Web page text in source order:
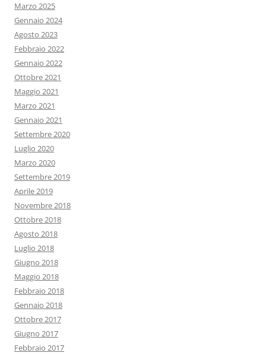
Marzo 2025
Gennaio 2024
Agosto 2023
Febbraio 2022
Gennaio 2022
Ottobre 2021
Maggio 2021
Marzo 2021
Gennaio 2021
Settembre 2020
Luglio 2020
Marzo 2020
Settembre 2019
Aprile 2019
Novembre 2018
Ottobre 2018
Agosto 2018
Luglio 2018
Giugno 2018
Maggio 2018
Febbraio 2018
Gennaio 2018
Ottobre 2017
Giugno 2017
Febbraio 2017